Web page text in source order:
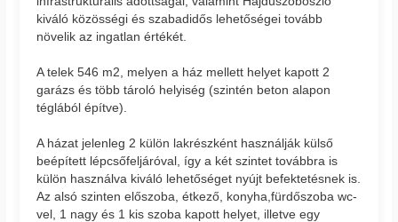
kiváló közösségi és szabadidős lehetőségei tovább
növelik az ingatlan értékét.
A telek 546 m2, melyen a ház mellett helyet kapott 2
garázs és több tároló helyiség (szintén beton alapon
téglából építve).
A házat jelenleg 2 külön lakrészként használják külső
beépített lépcsőfeljáróval, így a két szintet továbbra is
külön használva kiváló lehetőséget nyújt befektetésnek is.
Az alsó szinten előszoba, étkező, konyha,fürdőszoba wc-
vel, 1 nagy és 1 kis szoba kapott helyet, illetve egy